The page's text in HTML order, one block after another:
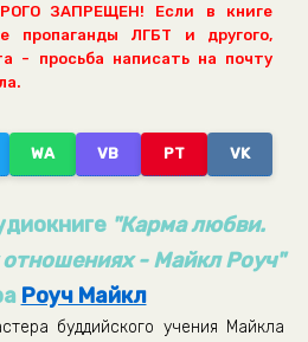
ЗАПРЕЩЕН! Если в книге
пропаганды ЛГБТ и другого,
- просьба написать на почту
WA VB PT VK
"Карма любви.
- Майкл Роуч"
Роуч Майкл
буддийского учения Майкла